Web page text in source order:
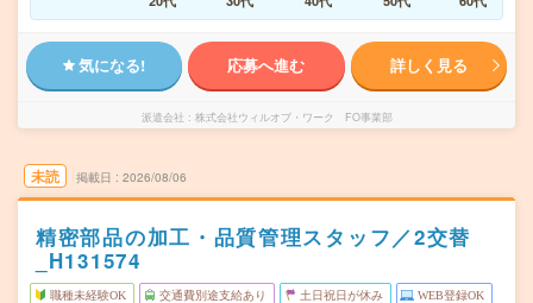
気になる! 応募へ進む 詳しく見る
派遣会社 株式会社ウィルオブ・ワーク FO事業部
未読 掲載日 2026/08/06
精密部品の加工・品質管理スタッフ／2交替
_H131574
職種未経験OK 交通費別途支給あり 土日祝日が休み WEB登録OK